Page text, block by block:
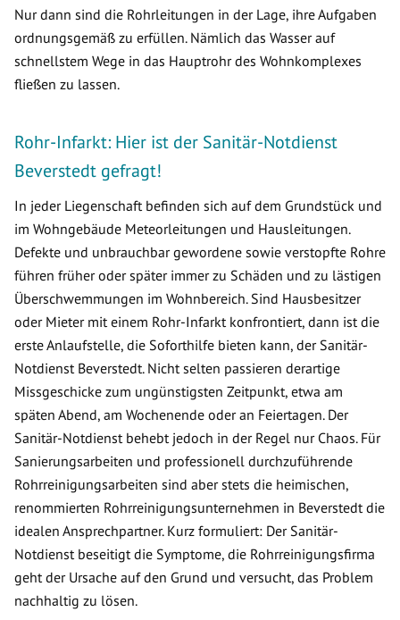
Nur dann sind die Rohrleitungen in der Lage, ihre Aufgaben
ordnungsgemäß zu erfüllen. Nämlich das Wasser auf
schnellstem Wege in das Hauptrohr des Wohnkomplexes
fließen zu lassen.
Rohr-Infarkt: Hier ist der Sanitär-Notdienst
Beverstedt gefragt!
In jeder Liegenschaft befinden sich auf dem Grundstück und
im Wohngebäude Meteorleitungen und Hausleitungen.
Defekte und unbrauchbar gewordene sowie verstopfte Rohre
führen früher oder später immer zu Schäden und zu lästigen
Überschwemmungen im Wohnbereich. Sind Hausbesitzer
oder Mieter mit einem Rohr-Infarkt konfrontiert, dann ist die
erste Anlaufstelle, die Soforthilfe bieten kann, der Sanitär-
Notdienst Beverstedt. Nicht selten passieren derartige
Missgeschicke zum ungünstigsten Zeitpunkt, etwa am
späten Abend, am Wochenende oder an Feiertagen. Der
Sanitär-Notdienst behebt jedoch in der Regel nur Chaos. Für
Sanierungsarbeiten und professionell durchzuführende
Rohrreinigungsarbeiten sind aber stets die heimischen,
renommierten Rohrreinigungsunternehmen in Beverstedt die
idealen Ansprechpartner. Kurz formuliert: Der Sanitär-
Notdienst beseitigt die Symptome, die Rohrreinigungsfirma
geht der Ursache auf den Grund und versucht, das Problem
nachhaltig zu lösen.